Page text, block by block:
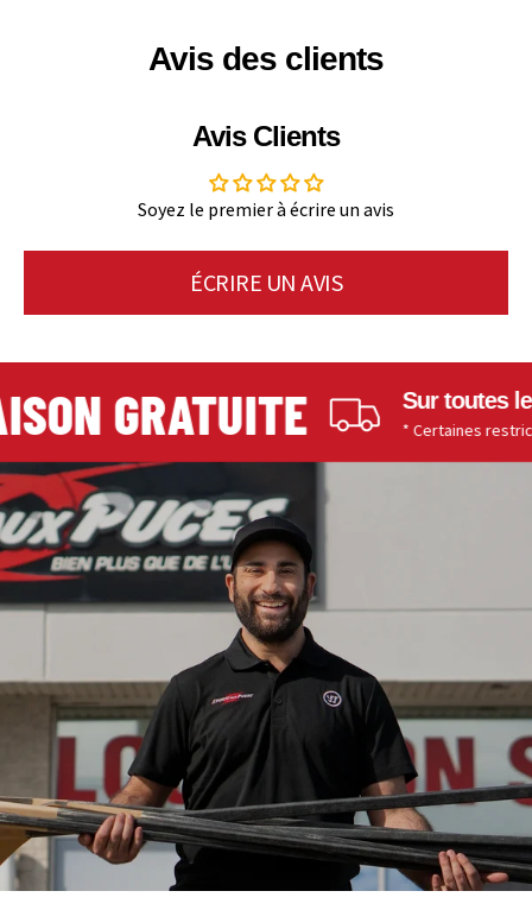
Avis des clients
Avis Clients
Soyez le premier à écrire un avis
ÉCRIRE UN AVIS
GRATUITE Sur toutes les
* Certaines